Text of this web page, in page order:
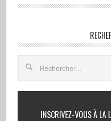
INSCRIVEZ-VOUS À LA